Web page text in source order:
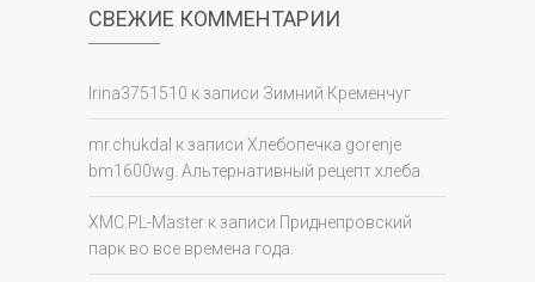
СВЕЖИЕ КОММЕНТАРИИ
Irina3751510 к записи Зимний Кременчуг
mr.chukdal к записи Хлебопечка gorenje
bm1600wg. Альтернативный рецепт хлеба.
XMC.PL-Master к записи Приднепровский
парк во все времена года.